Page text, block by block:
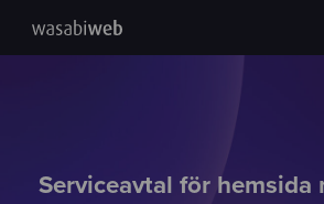
Serviceavtal för hemsida